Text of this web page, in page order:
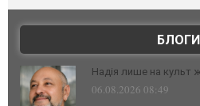
БЛОГИ
Надія лише на культ
06.08.2026 08:49